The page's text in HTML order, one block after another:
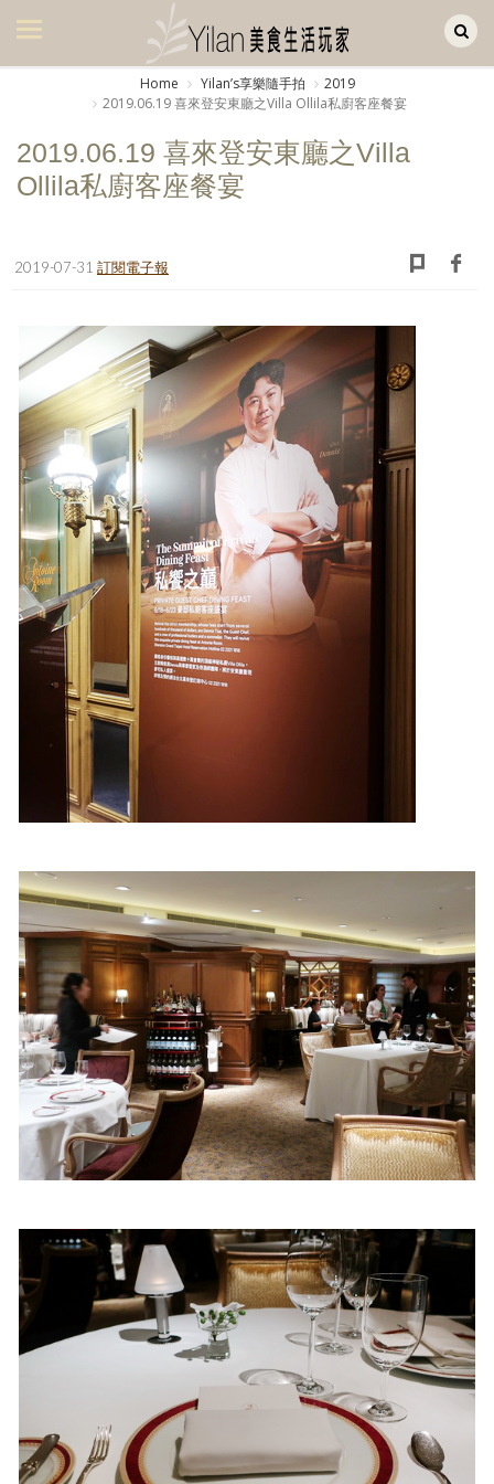
美食集
廚房集
旅遊集
書房集
日記簿
餐桌週記
享樂隨手拍
照相簿
影音區
創意出版服務
歷史區
關於Yilan
個人著作
活動實況記錄
合作與代言
訂閱電子報
Home Yilanʼs享樂隨手拍
2019
2019.06.19 喜來登安東廳之Villa Ollila私廚客座餐宴
2019.06.19 喜來登安東廳之Villa
Ollila私廚客座餐宴
2019-07-31 訂閱電子報